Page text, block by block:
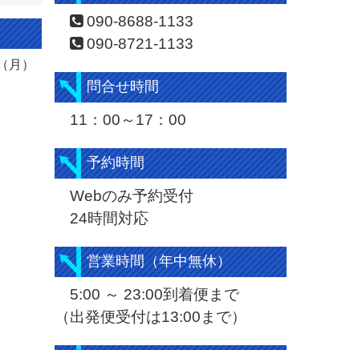
）
090-8688-1133
090-8721-1133
問合せ時間
11：00～17：00
予約時間
Webのみ予約受付
24時間対応
営業時間（年中無休）
5:00 ～ 23:00到着便まで
（出発便受付は13:00まで）